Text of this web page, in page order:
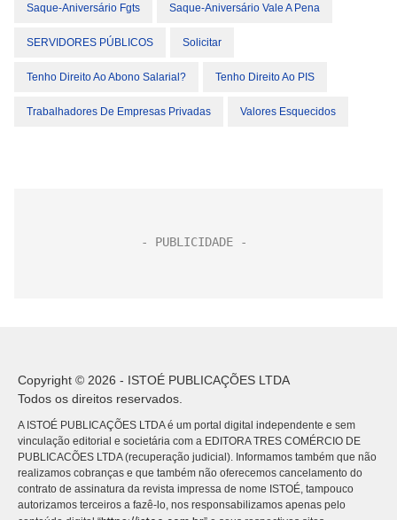
Saque-Aniversário Fgts Saque-Aniversário Vale A Pena
SERVIDORES PÚBLICOS Solicitar
Tenho Direito Ao Abono Salarial? Tenho Direito Ao PIS
Trabalhadores De Empresas Privadas Valores Esquecidos
Copyright © 2026 - ISTOÉ PUBLICAÇÕES LTDA
Todos os direitos reservados.
A ISTOÉ PUBLICAÇÕES LTDA é um portal digital independente e sem
vinculação editorial e societária com a EDITORA TRES COMÉRCIO DE
PUBLICACÕES LTDA (recuperação judicial). Informamos também que não
realizamos cobranças e que também não oferecemos cancelamento do
contrato de assinatura da revista impressa de nome ISTOÉ, tampouco
autorizamos terceiros a fazê-lo, nos responsabilizamos apenas pelo